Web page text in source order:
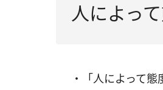
人によっ
・「人によって